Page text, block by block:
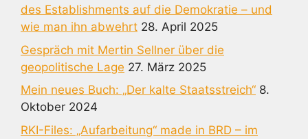
des Establishments auf die Demokratie – und
wie man ihn abwehrt 28. April 2025
Gespräch mit Mertin Sellner über die
geopolitische Lage 27. März 2025
Mein neues Buch: „Der kalte Staatsstreich“ 8.
Oktober 2024
RKI-Files: „Aufarbeitung“ made in BRD – im